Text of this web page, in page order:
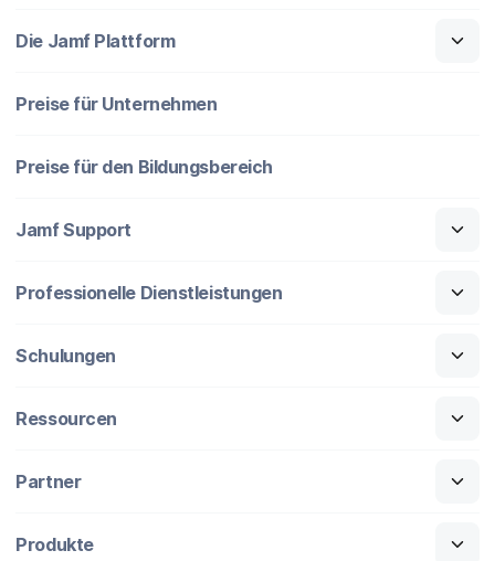
Die Jamf Plattform
Preise für Unternehmen
Preise für den Bildungsbereich
Jamf Support
Professionelle Dienstleistungen
Schulungen
Ressourcen
Partner
Produkte